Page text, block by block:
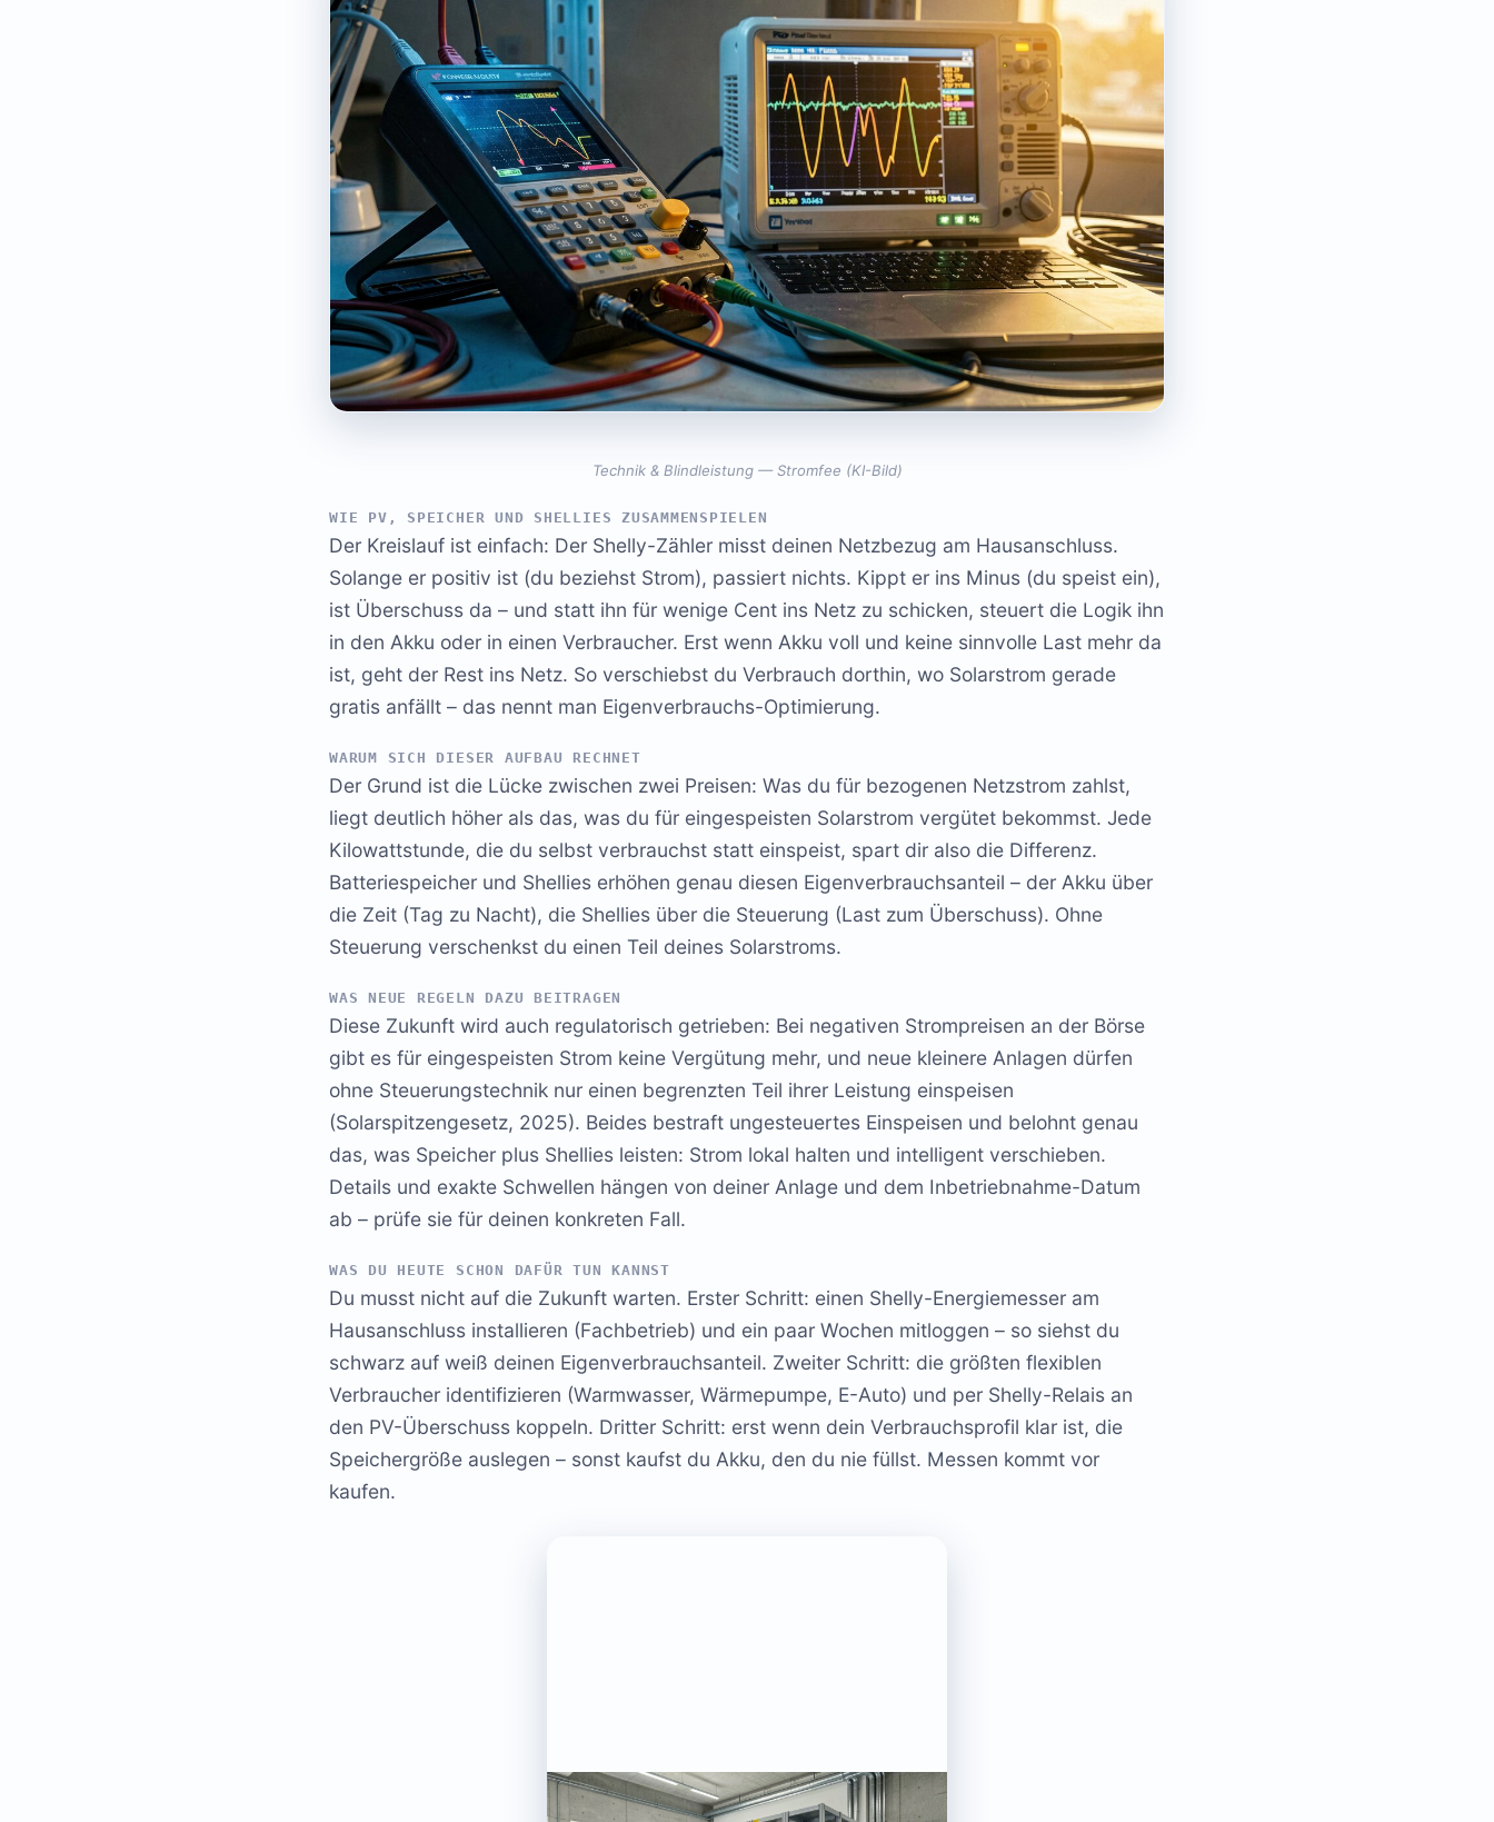
Technik & Blindleistung — Stromfee (KI-Bild)
WIE PV, SPEICHER UND SHELLIES ZUSAMMENSPIELEN
Der Kreislauf ist einfach: Der Shelly-Zähler misst deinen Netzbezug am Hausanschluss.
Solange er positiv ist (du beziehst Strom), passiert nichts. Kippt er ins Minus (du speist ein),
ist Überschuss da – und statt ihn für wenige Cent ins Netz zu schicken, steuert die Logik ihn
in den Akku oder in einen Verbraucher. Erst wenn Akku voll und keine sinnvolle Last mehr da
ist, geht der Rest ins Netz. So verschiebst du Verbrauch dorthin, wo Solarstrom gerade
gratis anfällt – das nennt man Eigenverbrauchs-Optimierung.
WARUM SICH DIESER AUFBAU RECHNET
Der Grund ist die Lücke zwischen zwei Preisen: Was du für bezogenen Netzstrom zahlst,
liegt deutlich höher als das, was du für eingespeisten Solarstrom vergütet bekommst. Jede
Kilowattstunde, die du selbst verbrauchst statt einspeist, spart dir also die Differenz.
Batteriespeicher und Shellies erhöhen genau diesen Eigenverbrauchsanteil – der Akku über
die Zeit (Tag zu Nacht), die Shellies über die Steuerung (Last zum Überschuss). Ohne
Steuerung verschenkst du einen Teil deines Solarstroms.
WAS NEUE REGELN DAZU BEITRAGEN
Diese Zukunft wird auch regulatorisch getrieben: Bei negativen Strompreisen an der Börse
gibt es für eingespeisten Strom keine Vergütung mehr, und neue kleinere Anlagen dürfen
ohne Steuerungstechnik nur einen begrenzten Teil ihrer Leistung einspeisen
(Solarspitzengesetz, 2025). Beides bestraft ungesteuertes Einspeisen und belohnt genau
das, was Speicher plus Shellies leisten: Strom lokal halten und intelligent verschieben.
Details und exakte Schwellen hängen von deiner Anlage und dem Inbetriebnahme-Datum
ab – prüfe sie für deinen konkreten Fall.
WAS DU HEUTE SCHON DAFÜR TUN KANNST
Du musst nicht auf die Zukunft warten. Erster Schritt: einen Shelly-Energiemesser am
Hausanschluss installieren (Fachbetrieb) und ein paar Wochen mitloggen – so siehst du
schwarz auf weiß deinen Eigenverbrauchsanteil. Zweiter Schritt: die größten flexiblen
Verbraucher identifizieren (Warmwasser, Wärmepumpe, E-Auto) und per Shelly-Relais an
den PV-Überschuss koppeln. Dritter Schritt: erst wenn dein Verbrauchsprofil klar ist, die
Speichergröße auslegen – sonst kaufst du Akku, den du nie füllst. Messen kommt vor
kaufen.